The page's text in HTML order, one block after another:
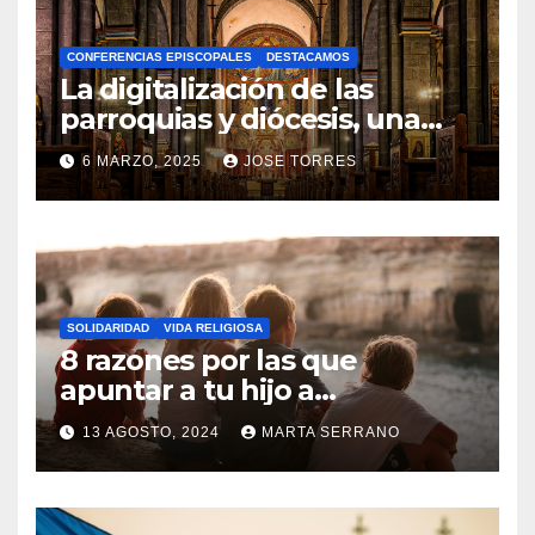
A
Y
C
O
M
N
T
A
R
I
O
S
CONFERENCIAS EPISCOPALES DESTACAMOS
La digitalización de las
parroquias y diócesis, una
realidad ya para el futuro de
la Iglesia
6 MARZO, 2025 JOSE TORRES
N
O
H
A
Y
SOLIDARIDAD VIDA RELIGIOSA
8 razones por las que
apuntar a tu hijo a
Catequesis
13 AGOSTO, 2024 MARTA SERRANO
N
O